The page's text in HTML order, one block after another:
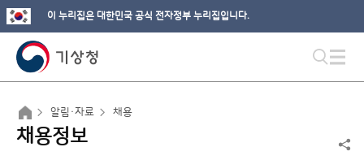
이 누리집은 대한민국 공식 전자정부 누리집입니다.
알림·자료 채용
채용정보